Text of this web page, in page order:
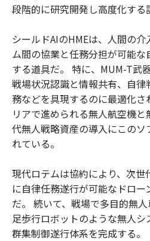
段階的に研究開発し高度化する
シールドAIのHMEは、人間の
ム間の協業と任務分担が可能
する道具だ。 特に、MUM-T武
戦場状況認識と情報共有、自
務などを具現するのに最適化さ
リアで進められる無人航空機
代無人戦略資産の導入にこの
れている。
現代ロテムは協約により、次
に自律任務遂行が可能なドロ
だ。 続いて、戦場で多目的無
足歩行ロボットのような無人
群集制御遂行体系を完成する。